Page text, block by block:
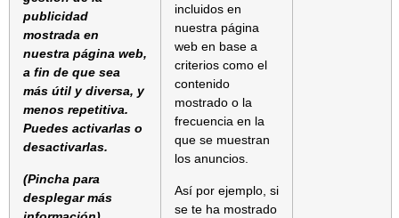
publicidad
mostrada en
nuestra página web,
a fin de que sea
más útil y diversa, y
menos repetitiva.
Puedes activarlas o
desactivarlas.
(Pincha para
desplegar más
incluidos en
nuestra página
web en base a
criterios como el
contenido
mostrado o la
frecuencia en la
que se muestran
los anuncios.
Así por ejemplo, si
se te ha mostrado